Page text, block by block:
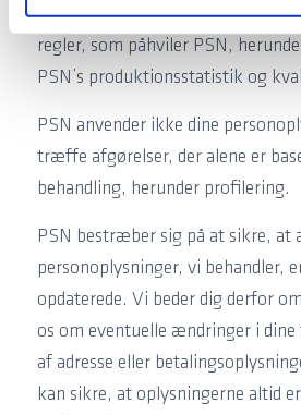
oplysningsforpligtelser i henhold
regler, som påhviler PSN,
PSN’s produktionsstatistik og
PSN anvender ikke dine
træffe afgørelser, der alene er
behandling, herunder profilering.
PSN bestræber sig på at sikre, at
personoplysninger, vi behandler,
opdaterede. Vi beder dig derfor
os om eventuelle ændringer i
af adresse eller
kan sikre, at oplysningerne altid